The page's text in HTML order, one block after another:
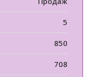
5
850
708